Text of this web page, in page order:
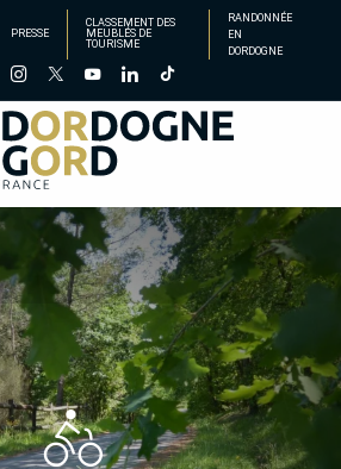
PRESSE
CLASSEMENT DES
MEUBLÉS DE
TOURISME
RANDONNÉE
EN
DORDOGNE